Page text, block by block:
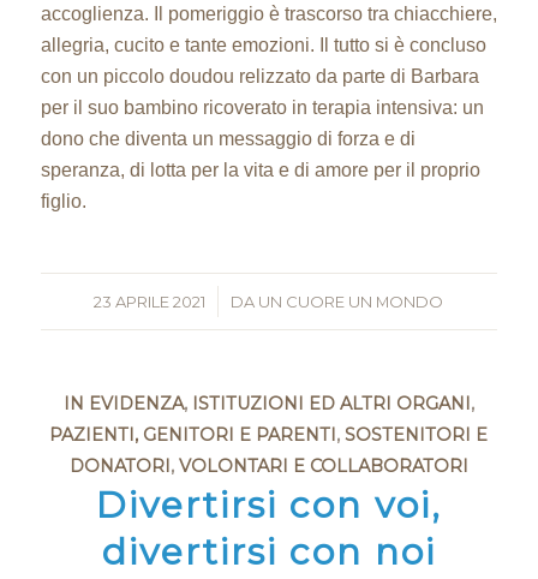
accoglienza. Il pomeriggio è trascorso tra chiacchiere,
allegria, cucito e tante emozioni. Il tutto si è concluso
con un piccolo doudou relizzato da parte di Barbara
per il suo bambino ricoverato in terapia intensiva: un
dono che diventa un messaggio di forza e di
speranza, di lotta per la vita e di amore per il proprio
figlio.
23 APRILE 2021
/ DA UN CUORE UN MONDO
IN EVIDENZA, ISTITUZIONI ED ALTRI ORGANI,
PAZIENTI, GENITORI E PARENTI,SOSTENITORI E
DONATORI, VOLONTARI E COLLABORATORI
Divertirsi con voi,
divertirsi con noi